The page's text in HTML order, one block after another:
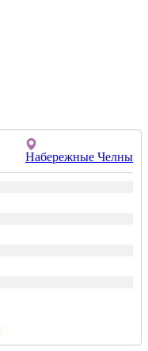
Набережные Челны